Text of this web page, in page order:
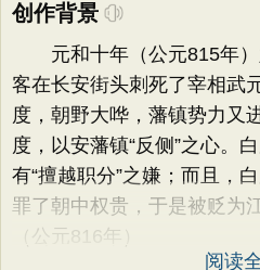
创作背景
元和十年（公元815年）
客在长安街头刺死了宰相武
度，朝野大哗，藩镇势力又
度，以安藩镇“反侧”之心。
有“擅越职分”之嫌；而且，
罪了朝中权贵，于是被贬为
（公元816年）
阅读